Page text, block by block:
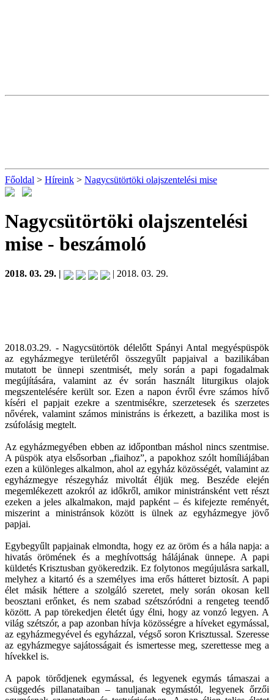
Főoldal > Híreink > Nagycsütörtöki olajszentelési mise
Nagycsütörtöki olajszentelési
mise - beszámoló
2018. 03. 29. | | 2018. 03. 29.
2018.03.29. - Nagycsütörtök délelőtt Spányi Antal megyéspüspök
az egyházmegye területéről összegyűlt papjaival a bazilikában
mutatott be ünnepi szentmisét, mely során a papi fogadalmak
megújítására, valamint az év során használt liturgikus olajok
megszentelésére került sor. Ezen a napon évről évre számos hívő
kíséri el papjait ezekre a szentmisékre, szerzetesek és szerzetes
nővérek, valamint számos ministráns is érkezett, a bazilika most is
zsúfolásig megtelt.
Az egyházmegyében ebben az időpontban máshol nincs szentmise.
A püspök atya elsősorban „fiaihoz”, a papokhoz szólt homíliájában
ezen a különleges alkalmon, ahol az egyház közösségét, valamint az
egyházmegye részegyház mivoltát éljük meg. Beszéde elején
megemlékezett azokról az időkről, amikor ministránsként vett részt
ezeken a jeles alkalmakon, majd papként – és kifejezte reményét,
miszerint a ministránsok között is ülnek az egyházmegye jövő
papjai.
Egybegyűlt papjainak elmondta, hogy ez az öröm és a hála napja: a
hivatás örömének és a meghívottság hálájának ünnepe. A papi
küldetés Krisztusban gyökeredzik. Ez folytonos megújulásra sarkall,
melyhez a kitartó és a személyes ima erős hátteret biztosít. A papi
élet másik héttere a szolgáló szeretet, mely során okosan kell
beosztani erőnket, és nem szabad szétszóródni a rengeteg teendő
között. A pap törekedjen életét úgy élni, hogy az vonzó legyen. A
világ szétszór, a pap azonban hívja közösségre a híveket egymással,
az egyházmegyével és egyházzal, végső soron Krisztussal. Szeresse
az egyházmegye sajátosságait és ismertesse meg, szerettesse meg a
hívekkel is.
A papok törődjenek egymással, és legyenek egymás támaszai a
csüggedés pillanataiban – tanuljanak egymástól, legyenek őrzői